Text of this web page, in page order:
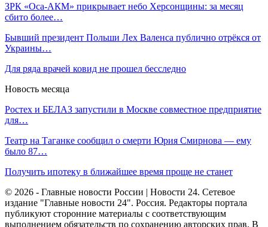
ЗРК «Оса-АКМ» прикрывает небо Херсонщины: за месяц
сбито более…
Бывший президент Польши Лех Валенса публично отрёкся от
Украины…
Для ряда врачей ковид не прошел бесследно
Новость месяца
Ростех и БЕЛАЗ запустили в Москве совместное предприятие
для…
Театр на Таганке сообщил о смерти Юрия Смирнова — ему
было 87…
Получить ипотеку в ближайшее время проще не станет
© 2026 - Главные новости России | Новости 24. Сетевое
издание "Главные новости 24". Россия. Редакторы портала
публикуют сторонние материалы с соответствующим
выполнением обязательств по сохранению авторских прав. В